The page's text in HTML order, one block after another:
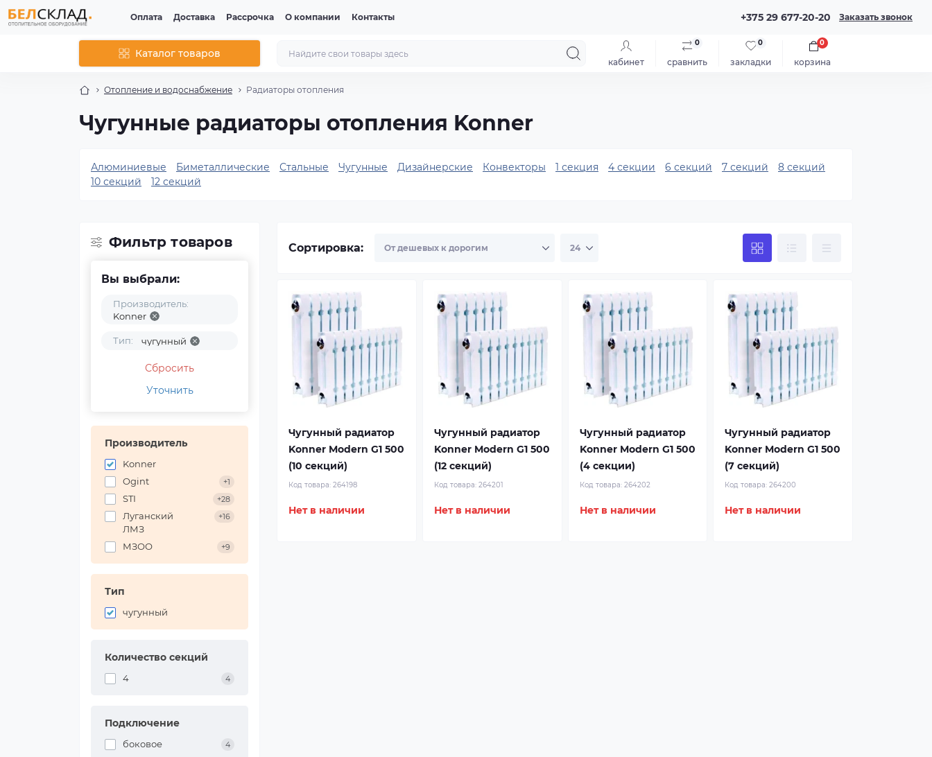
Оплата Доставка Рассрочка О компании Контакты +375 29 677-20-20 Заказать звонок
Каталог товаров
кабинет сравнить
0
закладки
0
корзина
0
Отопление и водоснабжение Радиаторы отопления
Чугунные радиаторы отопления Konner
Алюминиевые Биметаллические Стальные Чугунные Дизайнерские Конвекторы 1 секция 4 секции 6 секций 7 секций
8 секций
10 секций
12 секций
Фильтр товаров
Вы выбрали:
Производитель:
Konner
Тип: чугунный
Сбросить
Уточнить
Производитель
Konner
Ogint
+1
STI +28
Луганский
ЛМЗ
+16
МЗОО +9
Тип
чугунный
Количество секций
4 4
Подключение
боковое 4
Сортировка:
Чугунный радиатор
Konner Modern G1 500
(10 секций)
Код товара: 264198
Нет в наличии
Чугунный радиатор
Konner Modern G1 500
(12 секций)
Код товара: 264201
Нет в наличии
Чугунный радиатор
Konner Modern G1 500
(4 секции)
Код товара: 264202
Нет в наличии
Чугунный радиатор
Konner Modern G1 500
(7 секций)
Код товара:264200
Нет в наличии